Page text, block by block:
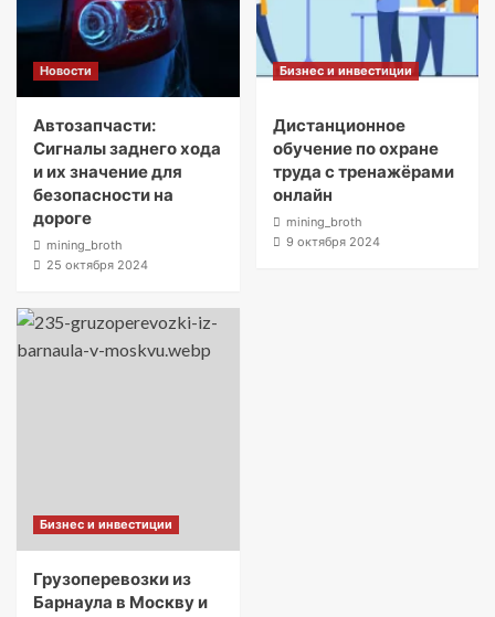
Новости
Автозапчасти:
Сигналы заднего хода
и их значение для
безопасности на
дороге
mining_broth
25 октября 2024
Бизнес и инвестиции
Дистанционное
обучение по охране
труда с тренажёрами
онлайн
mining_broth
9 октября 2024
Бизнес и инвестиции
Грузоперевозки из
Барнаула в Москву и